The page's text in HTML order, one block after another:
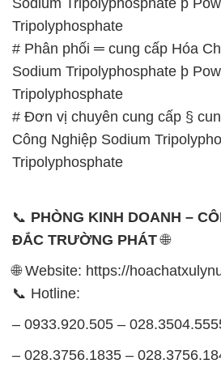
Tripolyphosphate
# Phân phối ═ cung cấp Hóa
Sodium Tripolyphosphate þ
Tripolyphosphate
# Đơn vị chuyên cung cấp §
Công Nghiệp Sodium
Tripolyphosphate
📞 PHÒNG KINH DOANH –
ĐẮC TRƯỜNG PHÁT🌐
🌐 Website: https://
📞 Hotline:
– 0933.920.505 –
– 028.3756.1835 –